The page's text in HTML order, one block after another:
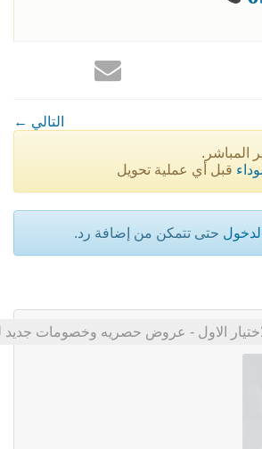
← التالي
المباشر.
قبل أي عملية تحويل
حتى تتمكن من إضافة رد.
حصريه وخصومات جديد للمظلات والسواتر - 0535553929 - اشكال حديثة - تركيب